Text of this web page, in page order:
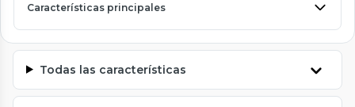
Características principales
Todas las características